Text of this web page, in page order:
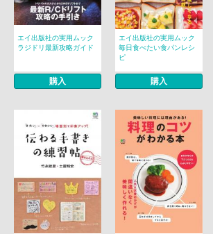
エイ出版社の実用ムック
ラジドリ最新攻略ガイド
購入
エイ出版社の実用ムック
毎日食べたい食パンレシ
ピ
購入